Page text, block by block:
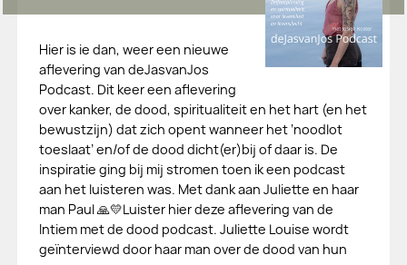
Hier is ie dan, weer een nieuwe
aflevering van deJasvanJos
Podcast. Dit keer een aflevering
over kanker, de dood, spiritualiteit en het hart (en het
bewustzijn) dat zich opent wanneer het ‘noodlot
toeslaat’ en/of de dood dicht(er)bij of daar is. De
inspiratie ging bij mij stromen toen ik een podcast
aan het luisteren was. Met dank aan Juliette en haar
man Paul 🙏💛Luister hier deze aflevering van de
Intiem met de dood podcast. Juliette Louise wordt
geïnterviewd door haar man over de dood van hun